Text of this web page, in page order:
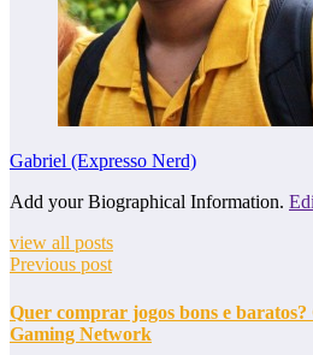
Gabriel (Expresso Nerd)
Add your Biographical Information.
view all posts
Previous post
Quer comprar jogos bons e
Gaming Network